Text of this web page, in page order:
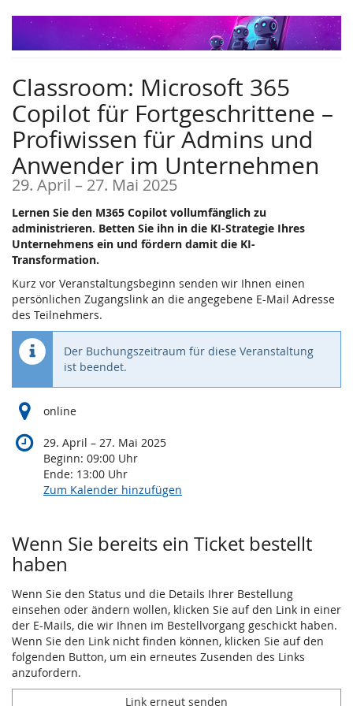
Zum
Classroom: Microsoft 365
Copilot für Fortgeschrittene –
Profiwissen für Admins und
Anwender im Unternehmen
29. April –bis
27. Mai 2025
Lernen Sie den M365 Copilot vollumfänglich zu
administrieren. Betten Sie ihn in die KI-Strategie Ihres
Unternehmens ein und fördern damit die KI-
Transformation.
Kurz vor Veranstaltungsbeginn senden wir Ihnen einen
persönlichen Zugangslink an die angegebene E-Mail Adresse
des Teilnehmers.
Der Buchungszeitraum für diese Veranstaltung
ist beendet.
online
29. April –bis
27. Mai 2025
Beginn: 09:00 Uhr
Ende: 13:00 Uhr
Zum Kalender hinzufügen
Wenn Sie bereits ein Ticket bestellt
haben
Wenn Sie den Status und die Details Ihrer Bestellung
einsehen oder ändern wollen, klicken Sie auf den Link in einer
der E-Mails, die wir Ihnen im Bestellvorgang geschickt haben.
Wenn Sie den Link nicht finden können, klicken Sie auf den
folgenden Button, um ein erneutes Zusenden des Links
anzufordern.
Link erneut senden